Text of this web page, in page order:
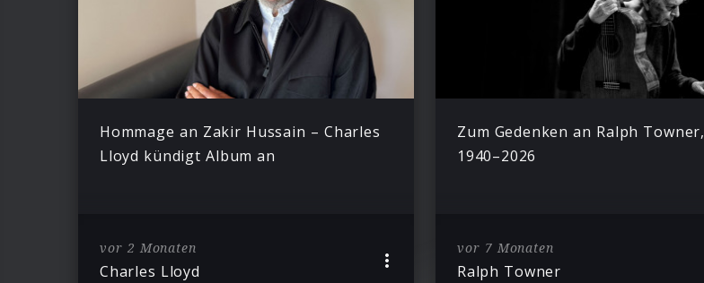
Hommage an Zakir Hussain – Charles
Lloyd kündigt Album an
vor 2 Monaten
Charles Lloyd
Zum Gedenken an Ralph Towner,
1940–2026
vor 7 Monaten
Ralph Towner